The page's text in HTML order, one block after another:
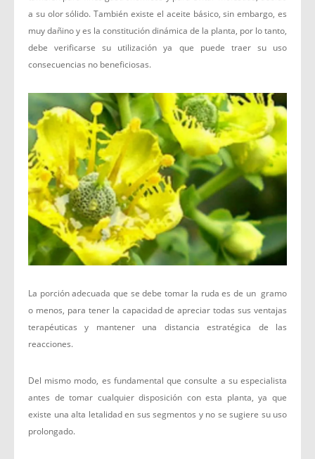
a su olor sólido. También existe el aceite básico, sin embargo, es
muy dañino y es la constitución dinámica de la planta, por lo tanto,
debe verificarse su utilización ya que puede traer su uso
consecuencias no beneficiosas.
La porción adecuada que se debe tomar la ruda es de un gramo
o menos, para tener la capacidad de apreciar todas sus ventajas
terapéuticas y mantener una distancia estratégica de las
reacciones.
Del mismo modo, es fundamental que consulte a su especialista
antes de tomar cualquier disposición con esta planta, ya que
existe una alta letalidad en sus segmentos y no se sugiere su uso
prolongado.